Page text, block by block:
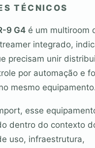
TÉCNICOS
9 G4 é um multiroom
integrado,
precisam unir
por automação e
mesmo
esse
dentro do contexto
uso, infraestrutura,